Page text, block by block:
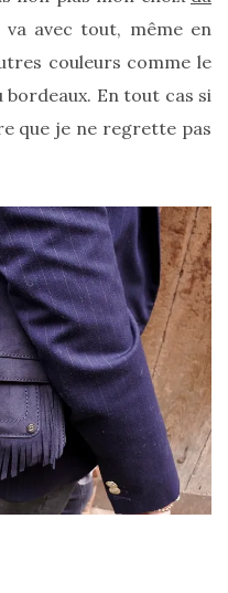
avec tout, même en
couleurs comme le
En tout cas si
que je ne regrette pas